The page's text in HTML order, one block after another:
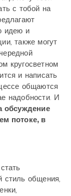
с тобой на
идею и
также могут
кругосветном
и написать
общаются
надобности. И
обсуждение
потоке, в
стиль общения,